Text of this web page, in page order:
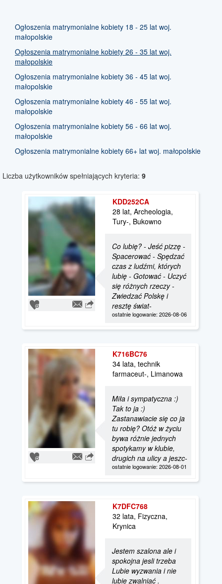
Ogłoszenia matrymonialne kobiety 18 - 25 lat woj.
małopolskie
Ogłoszenia matrymonialne kobiety 26 - 35 lat woj.
małopolskie
Ogłoszenia matrymonialne kobiety 36 - 45 lat woj.
małopolskie
Ogłoszenia matrymonialne kobiety 46 - 55 lat woj.
małopolskie
Ogłoszenia matrymonialne kobiety 56 - 66 lat woj.
małopolskie
Ogłoszenia matrymonialne kobiety 66+ lat woj. małopolskie
Liczba użytkowników spełniających kryteria: 9
KDD252CA
28 lat, Archeologia,
Tury-, Bukowno
Co lubię? - Jeść pizzę -
Spacerować - Spędzać
czas z ludźmi, których
lubię - Gotować - Uczyć
się różnych rzeczy -
Zwiedzać Polskę i
resztę świat-
ostatnie logowanie: 2026-08-06
K716BC76
34 lata, technik
farmaceut-, Limanowa
Miła i sympatyczna :)
Tak to ja :)
Zastanawiacie się co ja
tu robię? Otóż w życiu
bywa różnie jednych
spotykamy w klubie,
drugich na ulicy a jeszc-
ostatnie logowanie: 2026-08-01
K7DFC768
32 lata, Fizyczna,
Krynica
Jestem szalona ale i
spokojna jesli trzeba
Lubie wyzwania i nie
lubie zwalniać .